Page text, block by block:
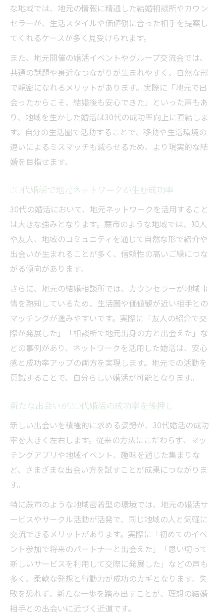
な地域では、地元の情報に精通した結婚相談所やカウン
セラーが、生活スタイルや価値観に合った相手を提案し
てくれるケースが多く見受けられます。
また、地元開催の婚活イベントやグループ交流会では、
共通の話題や身近なつながりが生まれやすく、自然な形
で親密になれるメリットがあります。実際に「地元で出
会ったからこそ、結婚後も安心できた」といった声もあ
り、地域を生かした婚活は30代の成功率向上に直結しま
す。自分の生活圏で活動することで、移動や生活環境の
違いによるミスマッチも減らせるため、より現実的な結
婚を目指せます。
30代婚活で地元ネットワークが生む成功率
30代の婚活において、地元ネットワークを活用すること
は大きな強みとなります。蕨市のような地域では、知人
や友人、地域のコミュニティを通じて自然な形で紹介や
出会いが生まれることが多く、信頼性の高いご縁につな
がる傾向があります。
さらに、地元の結婚相談所では、カウンセラーが地域事
情を熟知しているため、生活圏や価値観が近い相手との
マッチングが進みやすいです。実際に「友人の紹介で交
際が発展した」「相談所で地元出身の方と出会えた」な
どの事例があり、ネットワークを活用した婚活は、安心
感と成功率アップの両方を実現します。地元での活動を
意識することで、自分らしい婚活が可能となります。
新たな出会いが30代婚活の成功率を後押し
新しい出会いを積極的に求める姿勢が、30代婚活の成功
率を大きく左右します。従来の方法にこだわらず、マッ
チングアプリや地域イベント、趣味を通じた集まりな
ど、さまざまな出会い方を試すことが成果につながりま
す。
特に蕨市のような地域密着型の環境では、地元の婚活サ
ービスやサークル活動が活発で、同じ地域の人と気軽に
交流できるメリットがあります。実際に「初めてのイベ
ント参加で将来のパートナーと出会えた」「思い切って
新しいサービスを利用して交際に発展した」などの声も
多く、柔軟な発想と行動力が成功のカギとなります。失
敗を恐れず、新たな一歩を踏み出すことが、理想の結婚
相手との出会いに近づく近道です。